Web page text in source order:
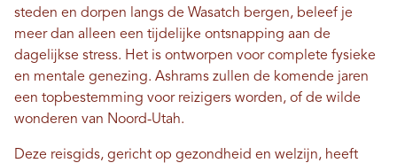
steden en dorpen langs de Wasatch bergen, beleef je
meer dan alleen een tijdelijke ontsnapping aan de
dagelijkse stress. Het is ontworpen voor complete fysieke
en mentale genezing. Ashrams zullen de komende jaren
een topbestemming voor reizigers worden, of de wilde
wonderen van Noord-Utah.
Deze reisgids, gericht op gezondheid en welzijn, heeft